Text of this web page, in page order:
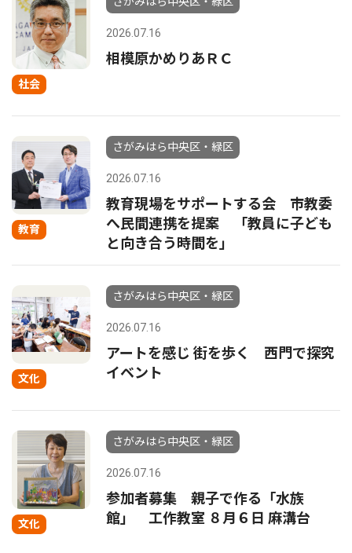
社会
2026.07.16
相模原かめりあＲＣ
教育
さがみはら中央区・緑区
2026.07.16
教育現場をサポートする会 市教委
へ民間連携を提案 「教員に子ども
と向き合う時間を」
文化
さがみはら中央区・緑区
2026.07.16
アートを感じ 街を歩く 西門で探究
イベント
文化
さがみはら中央区・緑区
2026.07.16
参加者募集 親子で作る「水族
館」 工作教室 ８月６日 麻溝台